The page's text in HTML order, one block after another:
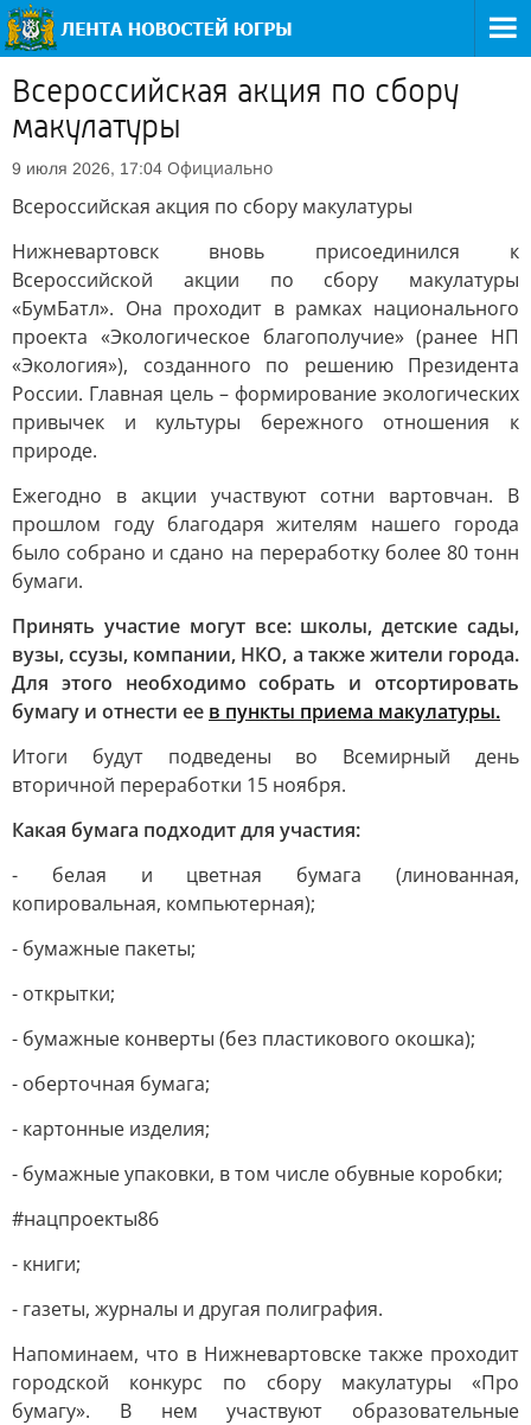
Всероссийская акция по сбору
макулатуры
9 июля 2026, 17:04 Официально
Всероссийская акция по сбору макулатуры
Нижневартовск вновь присоединился к
Всероссийской акции по сбору макулатуры
«БумБатл». Она проходит в рамках национального
проекта «Экологическое благополучие» (ранее НП
«Экология»), созданного по решению Президента
России. Главная цель – формирование экологических
привычек и культуры бережного отношения к
природе.
Ежегодно в акции участвуют сотни вартовчан. В
прошлом году благодаря жителям нашего города
было собрано и сдано на переработку более 80 тонн
бумаги.
Принять участие могут все: школы, детские сады,
вузы, ссузы, компании, НКО, а также жители города.
Для этого необходимо собрать и отсортировать
бумагу и отнести ее в пункты приема макулатуры.
Итоги будут подведены во Всемирный день
вторичной переработки 15 ноября.
Какая бумага подходит для участия:
- белая и цветная бумага (линованная,
копировальная, компьютерная);
- бумажные пакеты;
- открытки;
- бумажные конверты (без пластикового окошка);
- оберточная бумага;
- картонные изделия;
- бумажные упаковки, в том числе обувные коробки;
#нацпроекты86
- книги;
- газеты, журналы и другая полиграфия.
Напоминаем, что в Нижневартовске также проходит
городской конкурс по сбору макулатуры «Про
бумагу». В нем участвуют образовательные